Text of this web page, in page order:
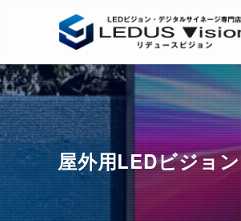
屋外用LEDビジョン